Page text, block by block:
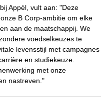
Appèl, vult aan: "Deze
B Corp-ambitie om elke
aan de maatschappij. We
voedselkeuzes te
levensstijl met campagnes
en studiekeuze.
met onze
nastreven."